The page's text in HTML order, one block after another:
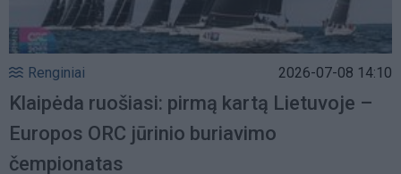
Renginiai 2026-07-08 14:10
Klaipėda ruošiasi: pirmą kartą Lietuvoje –
Europos ORC jūrinio buriavimo
čempionatas